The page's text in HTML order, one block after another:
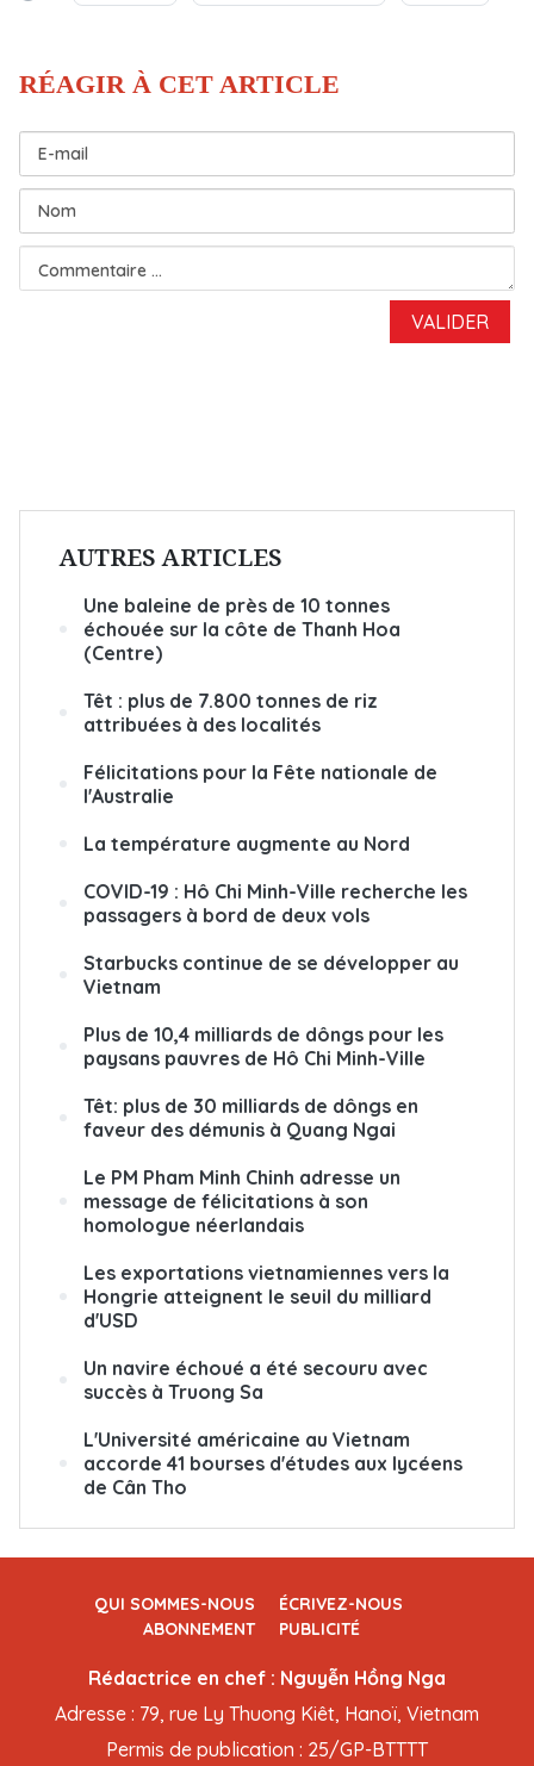
AUTRES ARTICLES
Une baleine de près de 10 tonnes
échouée sur la côte de Thanh Hoa
(Centre)
Têt : plus de 7.800 tonnes de riz
attribuées à des localités
Félicitations pour la Fête nationale de
l'Australie
La température augmente au Nord
COVID-19 : Hô Chi Minh-Ville recherche les
passagers à bord de deux vols
Starbucks continue de se développer au
Vietnam
Plus de 10,4 milliards de dôngs pour les
paysans pauvres de Hô Chi Minh-Ville
Têt: plus de 30 milliards de dôngs en
faveur des démunis à Quang Ngai
Le PM Pham Minh Chinh adresse un
message de félicitations à son
homologue néerlandais
Les exportations vietnamiennes vers la
Hongrie atteignent le seuil du milliard
d'USD
Un navire échoué a été secouru avec
succès à Truong Sa
L'Université américaine au Vietnam
accorde 41 bourses d'études aux lycéens
de Cân Tho
QUI SOMMES-NOUS
ÉCRIVEZ-NOUS
ABONNEMENT
PUBLICITÉ
Rédactrice en chef : Nguyễn Hồng Nga
Adresse : 79, rue Ly Thuong Kiêt, Hanoï, Vietnam
Permis de publication : 25/GP-BTTTT